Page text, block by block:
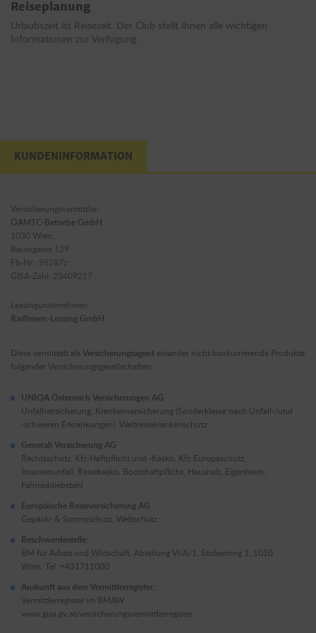
Reiseplanung
Urlaubszeit ist Reisezeit. Der Club stellt Ihnen alle wichtigen
Informationen zur Verfügung.
KUNDENINFORMATION
Versicherungsvermittler:
ÖAMTC-Betriebe GmbH
1030 Wien,
Baumgasse 129
Fb-Nr.: 96287z
GISA-Zahl: 23409217
Leasingunternehmen:
Raiffeisen-Leasing GmbH
Diese vermittelt als Versicherungsagent einander nicht konkurrierende Produkte
folgender Versicherungsgesellschaften:
UNIQA Österreich Versicherungen AG
Unfallversicherung, Krankenversicherung (Sonderklasse nach Unfall-/und
-schweren Erkrankungen), Weltreisekrankenschutz
Generali Versicherung AG
Rechtsschutz, Kfz-Haftpflicht und -Kasko, Kfz-Europaschutz,
Insassenunfall, Reisekasko, Bootshaftpflicht, Haushalt, Eigenheim,
Fahrraddiebstahl
Beschwerdestelle:
BM für Arbeit und Wirtschaft, Abteilung VI/A/1, Stubenring 1, 1010
Wien, Tel. +431711000
Europäische Reiseversicherung AG
Gepäck- & Stornoschutz, Weltschutz
Auskunft aus dem Vermittlerregister:
Vermittlerregister im BMAW
www.gisa.gv.at/versicherungsvermittlerregister